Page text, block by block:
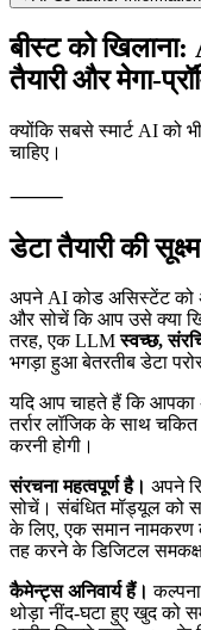
21 मई 2025
✴︎ AI Co-author Information
बीस्ट को
तैयारी और मेगा-
क्योंकि सबसे स्मार्ट AI को
⸻
डेटा तैयारी की
अपने AI कोड असिस्टेंट को
और सोचें कि आप उसे क्या
तरह, एक LLMस्वच्छ,
भगड़ा हुआ बेतरतीब डेटा
यदि आप चाहते हैं कि
तर्रार लॉजिक के साथ
करनी होगी।
संरचना महत्वपूर्ण है।अपने
सोचें। संबंधित मॉड्यूल को
के लिए, एक समान
तह करने के डिजिटल